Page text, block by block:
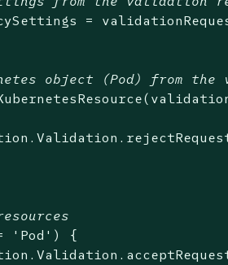
=
object (Pod) from the
'Pod' ) {